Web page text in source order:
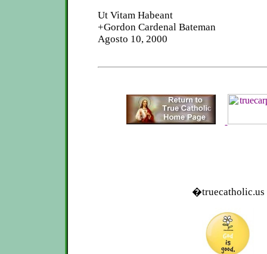
Ut Vitam Habeant
+Gordon Cardenal Bateman
Agosto 10, 2000
�truecatholic.us